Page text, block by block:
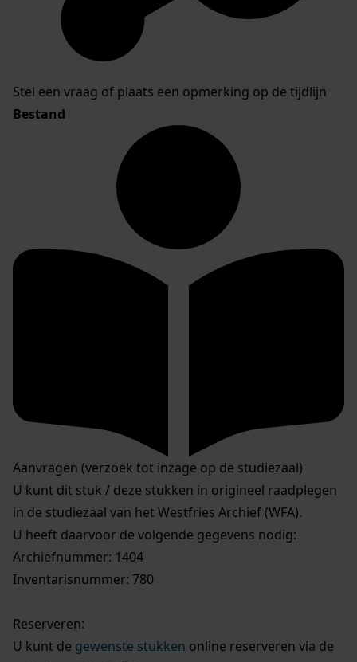
Stel een vraag of plaats een opmerking op de tijdlijn
Bestand
Aanvragen (verzoek tot inzage op de studiezaal)
U kunt dit stuk / deze stukken in origineel raadplegen
in de studiezaal van het Westfries Archief (WFA).
U heeft daarvoor de volgende gegevens nodig:
Archiefnummer: 1404
Inventarisnummer: 780
Reserveren:
U kunt de gewenste stukken online reserveren via de